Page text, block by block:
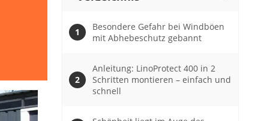
Besondere Gefahr bei Windböen
mit Abhebeschutz gebannt
Anleitung: LinoProtect 400 in 2
Schritten montieren – einfach und
schnell